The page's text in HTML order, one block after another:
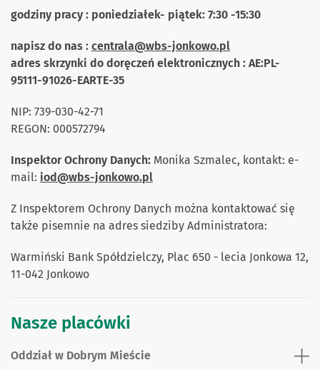
godziny pracy : poniedziałek- piątek: 7:30 -15:30
napisz do nas : centrala@wbs-jonkowo.pl
adres skrzynki do doręczeń elektronicznych : AE:PL-
95111-91026-EARTE-35
NIP: 739-030-42-71
REGON: 000572794
Inspektor Ochrony Danych: Monika Szmalec, kontakt: e-
mail: iod@wbs-jonkowo.pl
Z Inspektorem Ochrony Danych można kontaktować się
także pisemnie na adres siedziby Administratora:
Warmiński Bank Spółdzielczy, Plac 650 - lecia Jonkowa 12,
11-042 Jonkowo
Nasze placówki
Oddział w Dobrym Mieście